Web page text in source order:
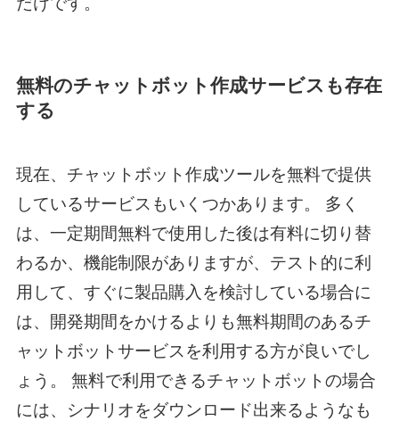
無料のチャットボット作成サービスも存在
する
現在、チャットボット作成ツールを無料で提供
しているサービスもいくつかあります。 多く
は、一定期間無料で使用した後は有料に切り替
わるか、機能制限がありますが、テスト的に利
用して、すぐに製品購入を検討している場合に
は、開発期間をかけるよりも無料期間のあるチ
ャットボットサービスを利用する方が良いでし
ょう。 無料で利用できるチャットボットの場合
には、シナリオをダウンロード出来るようなも